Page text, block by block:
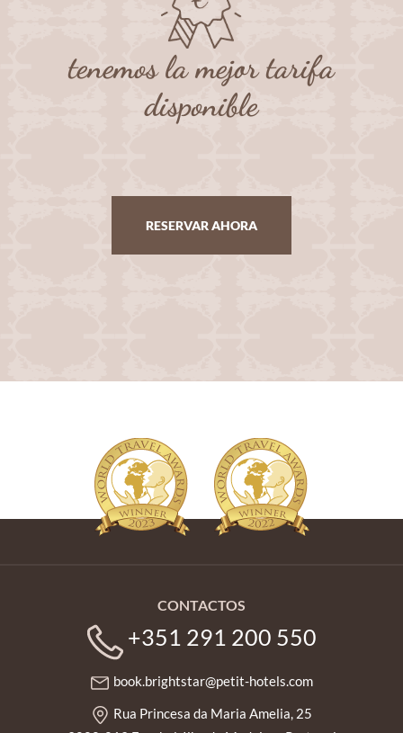
tenemos la mejor tarifa
disponible
RESERVAR AHORA
CONTACTOS
+351 291 200 550
book.brightstar@petit-hotels.com
Rua Princesa da Maria Amelia, 25